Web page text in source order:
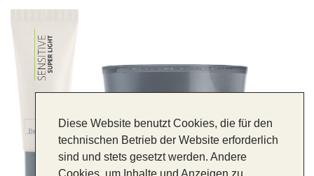
Diese Website benutzt Cookies, die für den
technischen Betrieb der Website erforderlich
sind und stets gesetzt werden. Andere
Cookies, um Inhalte und Anzeigen zu